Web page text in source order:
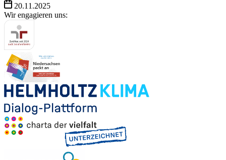
20.11.2025
Wir engagieren uns: